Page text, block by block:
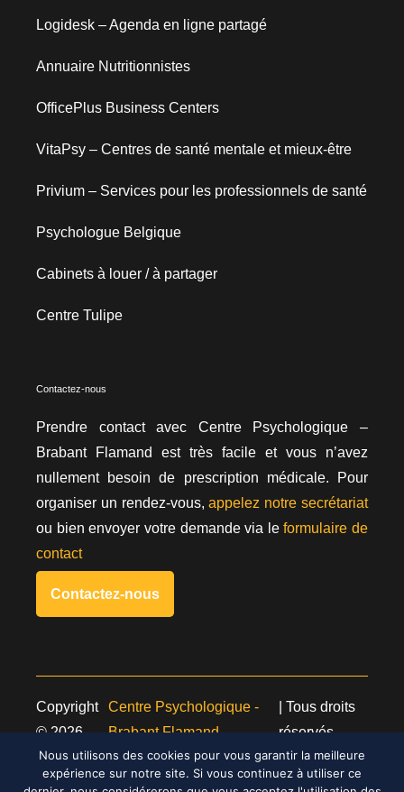
Logidesk – Agenda en ligne partagé
Annuaire Nutritionnistes
OfficePlus Business Centers
VitaPsy – Centres de santé mentale et mieux-être
Privium – Services pour les professionnels de santé
Psychologue Belgique
Cabinets à louer / à partager
Centre Tulipe
Contactez-nous
Prendre contact avec Centre Psychologique –
Brabant Flamand est très facile et vous n’avez
nullement besoin de prescription médicale. Pour
organiser un rendez-vous,appelez notre secrétariat
ou bien envoyer votre demande via leformulaire de
contact
Contactez-nous
Copyright
© 2026
Centre Psychologique -
Brabant Flamand
| Tous droits
réservés.
Powered byPrivium – Des services qui soutiennent
vos soins. Pour psychologues, psychotherapeutes
Nous utilisons des cookies pour vous garantir la meilleure
expérience sur notre site. Si vous continuez à utiliser ce